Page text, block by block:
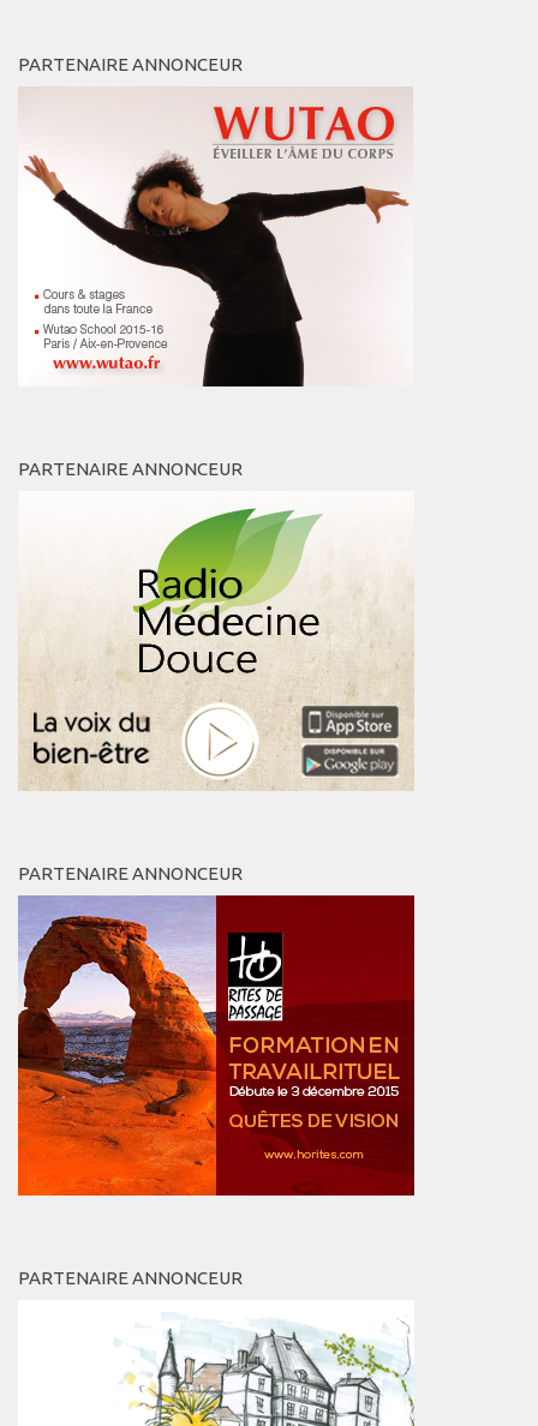
Connaissance de soi
Save the date
Vidéos
BOUTIQUE
CONTACT
PARTENAIRE ANNONCEUR
PARTENAIRE ANNONCEUR
PARTENAIRE ANNONCEUR
PARTENAIRE ANNONCEUR